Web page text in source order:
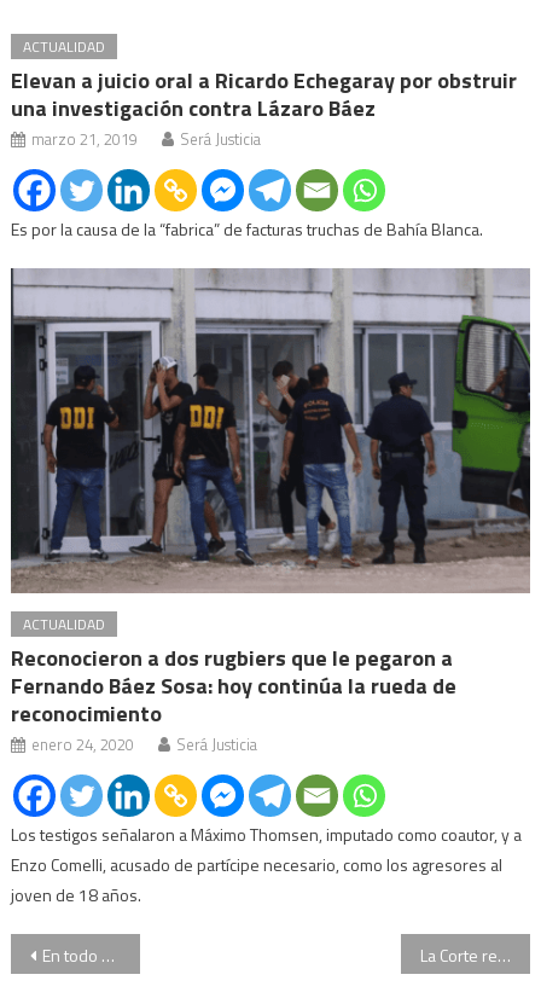
ACTUALIDAD
Elevan a juicio oral a Ricardo Echegaray por obstruir
una investigación contra Lázaro Báez
marzo 21, 2019 Será Justicia
Es por la causa de la “fabrica” de facturas truchas de Bahía Blanca.
ACTUALIDAD
Reconocieron a dos rugbiers que le pegaron a
Fernando Báez Sosa: hoy continúa la rueda de
reconocimiento
enero 24, 2020 Será Justicia
Los testigos señalaron a Máximo Thomsen, imputado como coautor, y a
Enzo Comelli, acusado de partícipe necesario, como los agresores al
joven de 18 años.
Navegación
En todo el país, los pañuelos verdes volvieron a pedir por el aborto legal La Corte rechazó el recurso de Cristóbal López en la causa de Oil Combustibles